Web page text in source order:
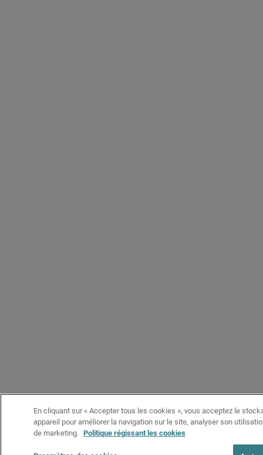
En cliquant sur « Accepter tous les cookies », vous acceptez le
appareil pour améliorer la navigation sur le site, analyser son
de marketing. Politique régissant les cookies